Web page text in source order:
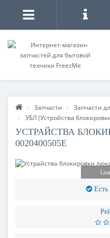
Запчасти
Запчасти
УБЛ (Устройства
УСТРАЙСТВА
0020400505E